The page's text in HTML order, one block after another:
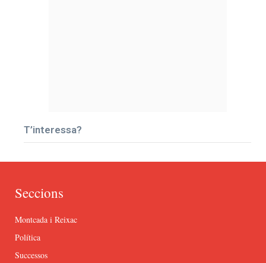
T’interessa?
Seccions
Montcada i Reixac
Política
Successos